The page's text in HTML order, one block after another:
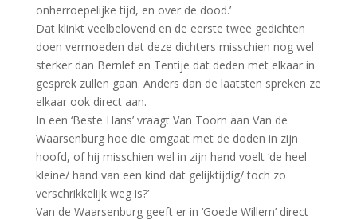
onherroepelijke tijd, en over de dood.’
Dat klinkt veelbelovend en de eerste twee gedichten
doen vermoeden dat deze dichters misschien nog wel
sterker dan Bernlef en Tentije dat deden met elkaar in
gesprek zullen gaan. Anders dan de laatsten spreken ze
elkaar ook direct aan.
In een ‘Beste Hans’ vraagt Van Toorn aan Van de
Waarsenburg hoe die omgaat met de doden in zijn
hoofd, of hij misschien wel in zijn hand voelt ‘de heel
kleine/ hand van een kind dat gelijktijdig/ toch zo
verschrikkelijk weg is?’
Van de Waarsenburg geeft er in ‘Goede Willem’ direct